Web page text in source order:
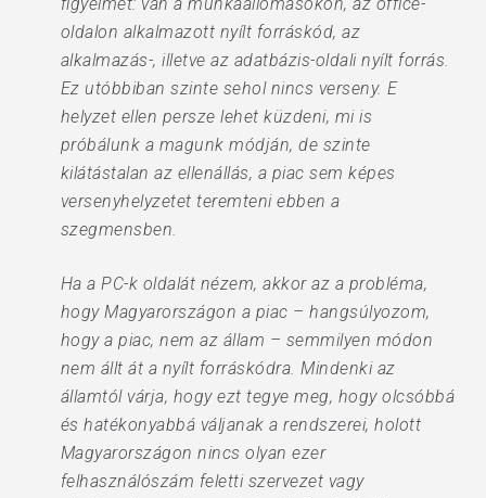
oldalon alkalmazott nyílt forráskód, az
alkalmazás-, illetve az adatbázis-oldali nyílt forrás.
Ez utóbbiban szinte sehol nincs verseny. E
helyzet ellen persze lehet küzdeni, mi is
próbálunk a magunk módján, de szinte
kilátástalan az ellenállás, a piac sem képes
versenyhelyzetet teremteni ebben a
szegmensben.
Ha a PC-k oldalát nézem, akkor az a probléma,
hogy Magyarországon a piac – hangsúlyozom,
hogy a piac, nem az állam – semmilyen módon
nem állt át a nyílt forráskódra. Mindenki az
államtól várja, hogy ezt tegye meg, hogy olcsóbbá
és hatékonyabbá váljanak a rendszerei, holott
Magyarországon nincs olyan ezer
felhasználószám feletti szervezet vagy